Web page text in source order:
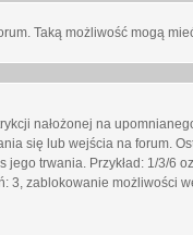
Taką możliwość mogą
nałożonej na
się lub wejścia na forum.
trwania. Przykład: 1/3/6
3, zablokowanie możliwości